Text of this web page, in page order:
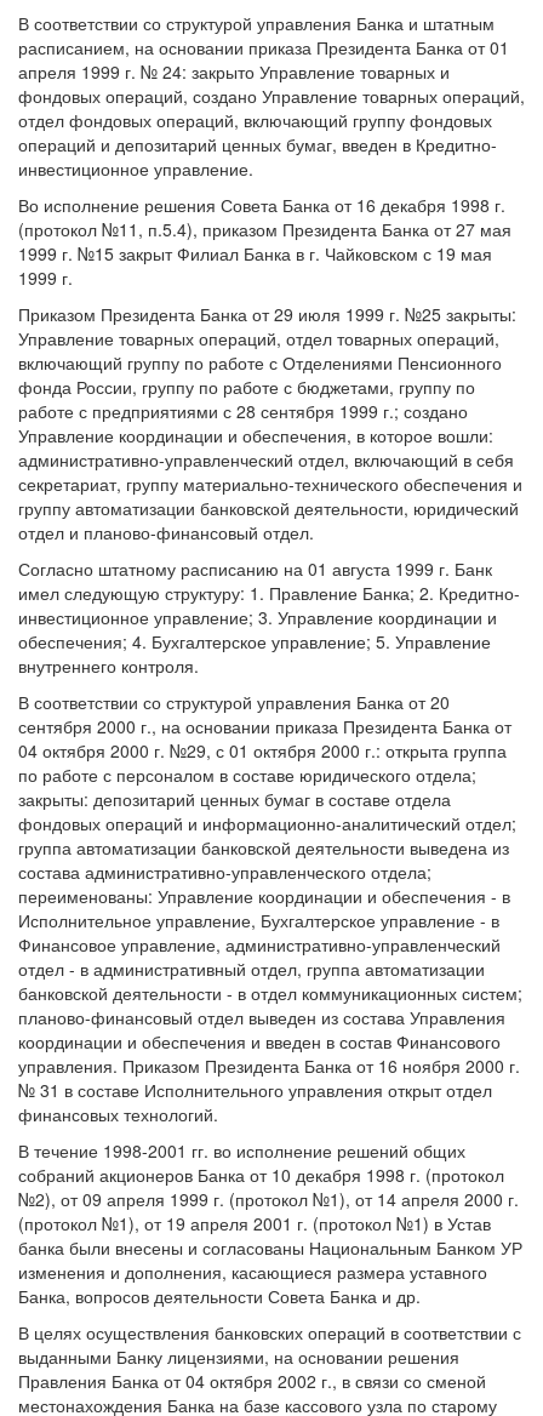
В соответствии со структурой управления Банка и штатным
расписанием, на основании приказа Президента Банка от 01
апреля 1999 г. № 24: закрыто Управление товарных и
фондовых операций, создано Управление товарных операций,
отдел фондовых операций, включающий группу фондовых
операций и депозитарий ценных бумаг, введен в Кредитно-
инвестиционное управление.
Во исполнение решения Совета Банка от 16 декабря 1998 г.
(протокол №11, п.5.4), приказом Президента Банка от 27 мая
1999 г. №15 закрыт Филиал Банка в г. Чайковском с 19 мая
1999 г.
Приказом Президента Банка от 29 июля 1999 г. №25 закрыты:
Управление товарных операций, отдел товарных операций,
включающий группу по работе с Отделениями Пенсионного
фонда России, группу по работе с бюджетами, группу по
работе с предприятиями с 28 сентября 1999 г.; создано
Управление координации и обеспечения, в которое вошли:
административно-управленческий отдел, включающий в себя
секретариат, группу материально-технического обеспечения и
группу автоматизации банковской деятельности, юридический
отдел и планово-финансовый отдел.
Согласно штатному расписанию на 01 августа 1999 г. Банк
имел следующую структуру: 1. Правление Банка; 2. Кредитно-
инвестиционное управление; 3. Управление координации и
обеспечения; 4. Бухгалтерское управление; 5. Управление
внутреннего контроля.
В соответствии со структурой управления Банка от 20
сентября 2000 г., на основании приказа Президента Банка от
04 октября 2000 г. №29, с 01 октября 2000 г.: открыта группа
по работе с персоналом в составе юридического отдела;
закрыты: депозитарий ценных бумаг в составе отдела
фондовых операций и информационно-аналитический отдел;
группа автоматизации банковской деятельности выведена из
состава административно-управленческого отдела;
переименованы: Управление координации и обеспечения - в
Исполнительное управление, Бухгалтерское управление - в
Финансовое управление, административно-управленческий
отдел - в административный отдел, группа автоматизации
банковской деятельности - в отдел коммуникационных систем;
планово-финансовый отдел выведен из состава Управления
координации и обеспечения и введен в состав Финансового
управления. Приказом Президента Банка от 16 ноября 2000 г.
№ 31 в составе Исполнительного управления открыт отдел
финансовых технологий.
В течение 1998-2001 гг. во исполнение решений общих
собраний акционеров Банка от 10 декабря 1998 г. (протокол
№2), от 09 апреля 1999 г. (протокол №1), от 14 апреля 2000 г.
(протокол №1), от 19 апреля 2001 г. (протокол №1) в Устав
банка были внесены и согласованы Национальным Банком УР
изменения и дополнения, касающиеся размера уставного
Банка, вопросов деятельности Совета Банка и др.
В целях осуществления банковских операций в соответствии с
выданными Банку лицензиями, на основании решения
Правления Банка от 04 октября 2002 г., в связи со сменой
местонахождения Банка на базе кассового узла по старому